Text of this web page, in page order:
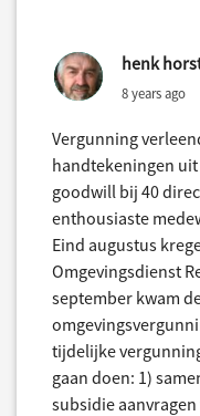
henk
8 years ago
Vergunning
handtekeningen
goodwill bij 40
enthousiaste
Eind augustus
Omgevingsdienst
september kwam
tijdelijke
gaan doen: 1)
subsidie